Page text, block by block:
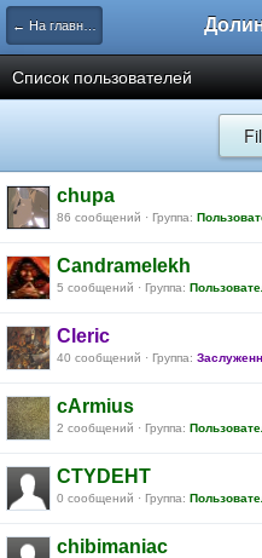
← На главную
Список пользователей
chupa
86 сообщений · Группа:
Candramelekh
5 сообщений · Группа:
Cleric
40 сообщений · Группа:
cArmius
2 сообщений · Группа:
CTYDEHT
0 сообщений · Группа:
chibimaniac